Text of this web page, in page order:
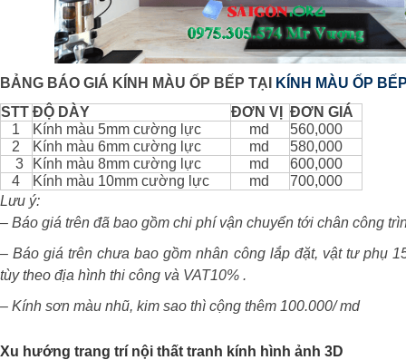
BẢNG BÁO GIÁ KÍNH MÀU ỐP BẾP TẠI
KÍNH MÀU ỐP
STT ĐỘ DÀY ĐƠN VỊ
ĐƠN GIÁ
1
Kính màu 5mm cường lực md
560,000
2
Kính màu 6mm cường lực md
580,000
3
Kính màu 8mm cường lực md
600,000
4
Kính màu 10mm cường lực md
700,000
Lưu ý:
– Báo giá trên đã bao gồm chi phí vận chuyển tới chân công
– Báo giá trên chưa bao gồm nhân công lắp đặt, vật tư phụ
tùy theo địa hình thi công và VAT10% .
– Kính sơn màu nhũ, kim sao thì cộng thêm 100.000/ md
Xu hướng trang trí nội thất tranh kính hình ảnh 3D